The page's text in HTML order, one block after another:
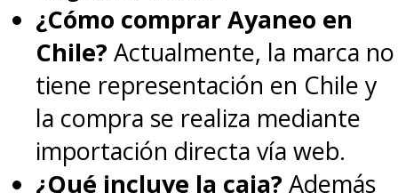
¿Cómo comprar Ayaneo en
Chile? Actualmente, la marca no
tiene representación en Chile y
la compra se realiza mediante
importación directa vía web.
¿Qué incluye la caja? Además